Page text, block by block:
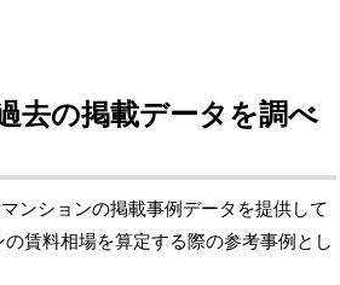
去の掲載データを調べ
ンションの掲載事例データを提供して
賃料相場を算定する際の参考事例とし